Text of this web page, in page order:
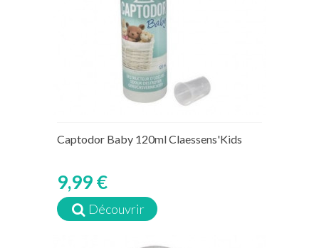
Captodor Baby 120ml Claessens'Kids
9,99 €
Découvrir